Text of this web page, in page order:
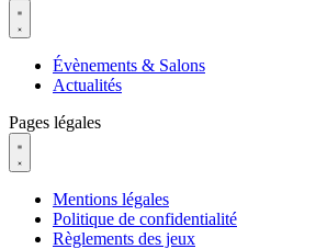
Évènements & Salons
Actualités
Pages légales
Mentions légales
Politique de confidentialité
Règlements des jeux